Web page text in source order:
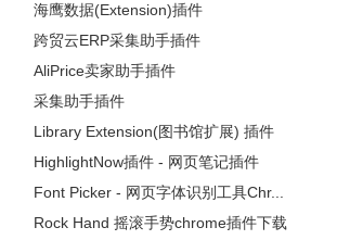
海鹰数据(Extension)插件
跨贸云ERP采集助手插件
AliPrice卖家助手插件
采集助手插件
Library Extension(图书馆扩展) 插件
HighlightNow插件 - 网页笔记插件
Font Picker - 网页字体识别工具Chr...
Rock Hand 摇滚手势chrome插件下载